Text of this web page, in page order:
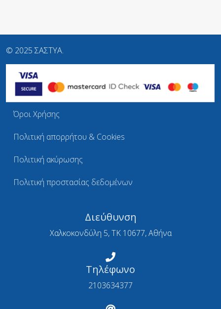
© 2025 ΣΑΣΤΥΑ.
Όροι Χρήσης
Πολιτική απορρήτου & Cookies
Πολιτική ακύρωσης
Πολιτική προστασίας δεδομένων
Διεύθυνση
Χαλκοκονδύλη 5, ΤΚ 10677, Αθήνα
Τηλέφωνο
2103634377